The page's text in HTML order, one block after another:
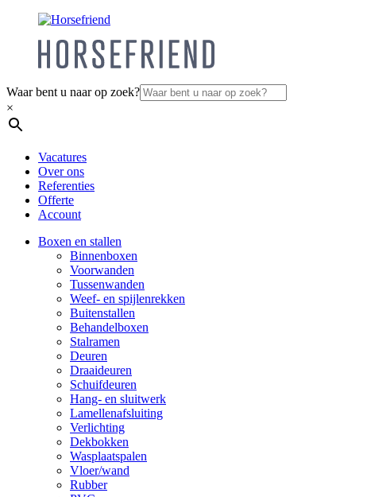
Waar bent u naar op zoek?
×
Vacatures
Over ons
Referenties
Offerte
Account
Boxen en stallen
Binnenboxen
Voorwanden
Tussenwanden
Weef- en spijlenrekken
Buitenstallen
Behandelboxen
Stalramen
Deuren
Draaideuren
Schuifdeuren
Hang- en sluitwerk
Lamellenafsluiting
Verlichting
Dekbokken
Wasplaatspalen
Vloer/wand
Rubber